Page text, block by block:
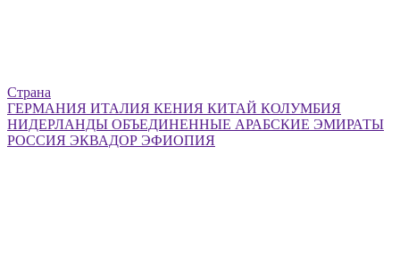
Страна
ГЕРМАНИЯ ИТАЛИЯ КЕНИЯ КИТАЙ КОЛУМБИЯ
НИДЕРЛАНДЫ ОБЪЕДИНЕННЫЕ АРАБСКИЕ ЭМИРАТЫ
РОССИЯ ЭКВАДОР ЭФИОПИЯ